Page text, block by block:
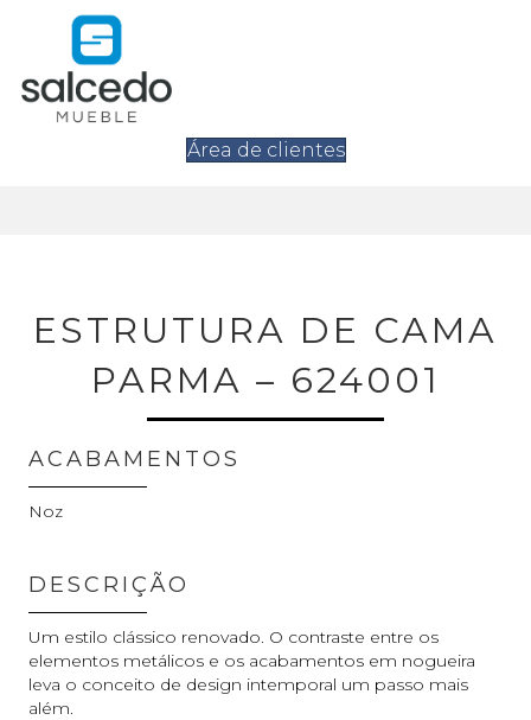
Área de clientes
ESTRUTURA DE CAMA
PARMA – 624001
ACABAMENTOS
Noz
DESCRIÇÃO
Um estilo clássico renovado. O contraste entre os
elementos metálicos e os acabamentos em nogueira
leva o conceito de design intemporal um passo mais
além.